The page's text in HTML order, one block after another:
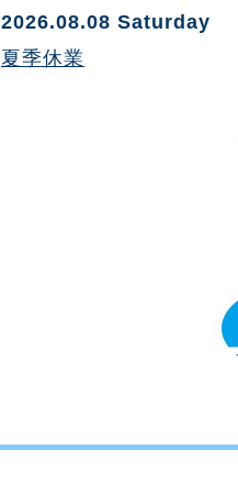
2026.08.08 Saturday
夏季休業